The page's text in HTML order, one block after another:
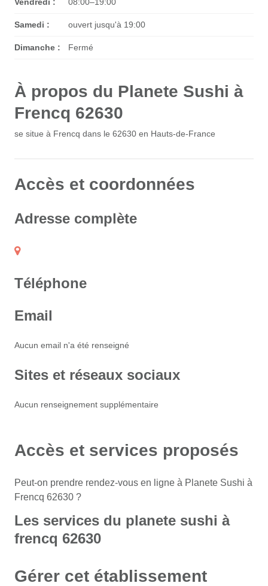
Samedi : ouvert jusqu'à 19:00
Dimanche : Fermé
À propos du Planete Sushi à
Frencq 62630
se situe à Frencq dans le 62630 en Hauts-de-France
Accès et coordonnées
Adresse complète
Téléphone
Email
Aucun email n'a été renseigné
Sites et réseaux sociaux
Aucun renseignement supplémentaire
Accès et services proposés
Peut-on prendre rendez-vous en ligne à Planete Sushi à
Frencq 62630 ?
Les services du planete sushi à
frencq 62630
Gérer cet établissement